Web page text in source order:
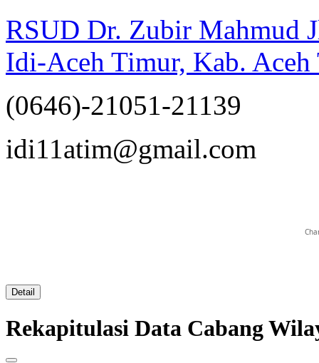
RSUD Dr. Zubir Mahmud
Idi-Aceh Timur, Kab.
(0646)-21051-21139
idi11atim@gmail.com
Detail
Rekapitulasi Data Cabang